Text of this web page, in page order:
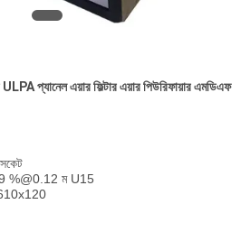
প্যানেল এয়ার ফিল্টার এয়ার পিউরিফায়ার এমডিএফ
%@0.12 ম U15